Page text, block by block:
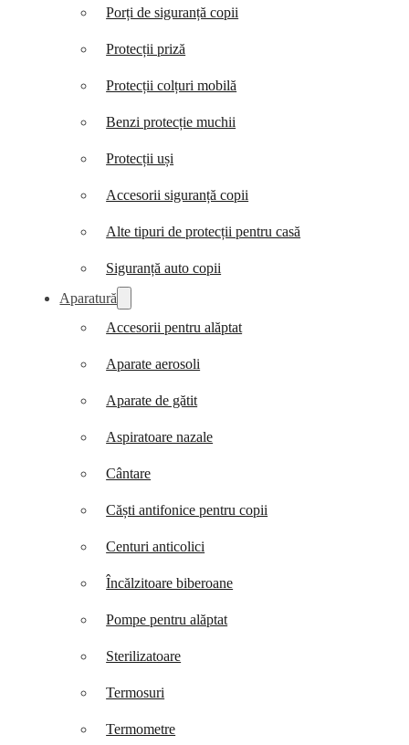
Porți de siguranță copii
Protecții priză
Protecții colțuri mobilă
Benzi protecție muchii
Protecții uși
Accesorii siguranță copii
Alte tipuri de protecții pentru casă
Siguranță auto copii
Aparatură
Accesorii pentru alăptat
Aparate aerosoli
Aparate de gătit
Aspiratoare nazale
Cântare
Căști antifonice pentru copii
Centuri anticolici
Încălzitoare biberoane
Pompe pentru alăptat
Sterilizatoare
Termosuri
Termometre